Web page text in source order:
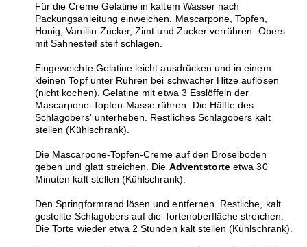
Für die Creme Gelatine in kaltem Wasser nach
Packungsanleitung einweichen. Mascarpone, Topfen,
Honig, Vanillin-Zucker, Zimt und Zucker verrühren. Obers
mit Sahnesteif steif schlagen.
Eingeweichte Gelatine leicht ausdrücken und in einem
kleinen Topf unter Rühren bei schwacher Hitze auflösen
(nicht kochen). Gelatine mit etwa 3 Esslöffeln der
Mascarpone-Topfen-Masse rühren. Die Hälfte des
Schlagobers' unterheben. Restliches Schlagobers kalt
stellen (Kühlschrank).
Die Mascarpone-Topfen-Creme auf den Bröselboden
geben und glatt streichen. Die Adventstorteetwa 30
Minuten kalt stellen (Kühlschrank).
Den Springformrand lösen und entfernen. Restliche, kalt
gestellte Schlagobers auf die Tortenoberfläche streichen.
Die Torte wieder etwa 2 Stunden kalt stellen (Kühlschrank).